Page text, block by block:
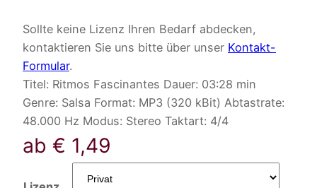
Sollte keine Lizenz Ihren Bedarf abdecken,
kontaktieren Sie uns bitte über unser Kontakt-
Formular.
Titel: Ritmos Fascinantes Dauer: 03:28 min
Genre: Salsa Format: MP3 (320 kBit) Abtastrate:
48.000 Hz Modus: Stereo Taktart: 4/4
ab € 1,49